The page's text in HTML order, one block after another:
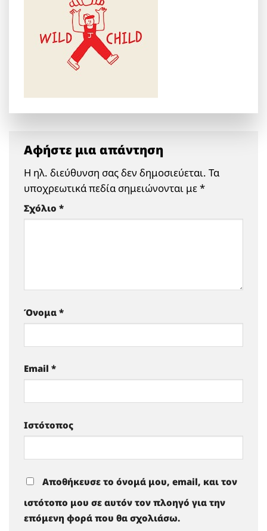
Αφήστε μια απάντηση
Η ηλ. διεύθυνση σας δεν δημοσιεύεται. Τα
υποχρεωτικά πεδία σημειώνονται με*
Σχόλιο *
Όνομα *
Email *
Ιστότοπος
Αποθήκευσε το όνομά μου, email, και τον
ιστότοπο μου σε αυτόν τον πλοηγό για την
επόμενη φορά που θα σχολιάσω.